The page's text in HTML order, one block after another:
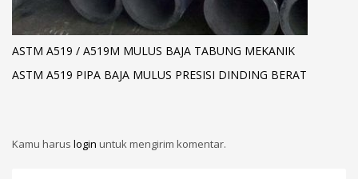
ASTM A519 / A519M MULUS BAJA TABUNG MEKANIK
ASTM A519 PIPA BAJA MULUS PRESISI DINDING BERAT
Kamu harus login untuk mengirim komentar.